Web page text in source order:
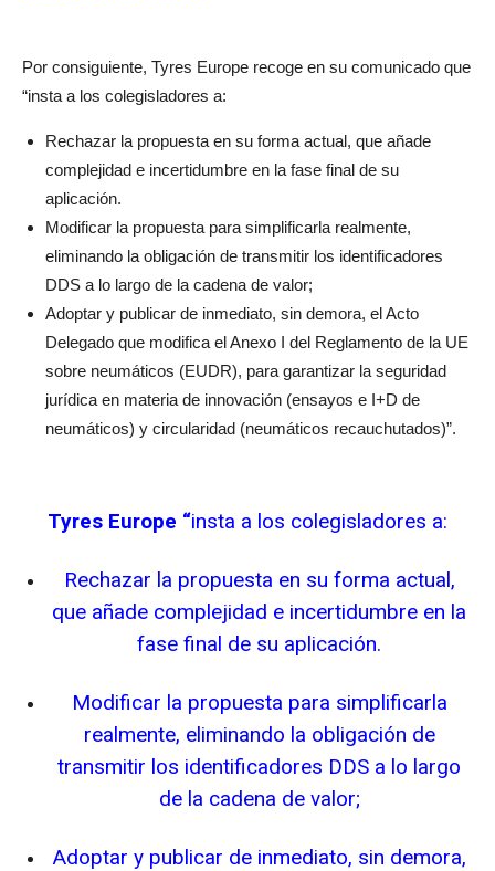
Por consiguiente, Tyres Europe recoge en su comunicado que
“insta a los colegisladores a:
Rechazar la propuesta en su forma actual, que añade
complejidad e incertidumbre en la fase final de su
aplicación.
Modificar la propuesta para simplificarla realmente,
eliminando la obligación de transmitir los identificadores
DDS a lo largo de la cadena de valor;
Adoptar y publicar de inmediato, sin demora, el Acto
Delegado que modifica el Anexo I del Reglamento de la UE
sobre neumáticos (EUDR), para garantizar la seguridad
jurídica en materia de innovación (ensayos e I+D de
neumáticos) y circularidad (neumáticos recauchutados)”.
Tyres Europe “insta a los colegisladores a:
Rechazar la propuesta en su forma actual,
que añade complejidad e incertidumbre en la
fase final de su aplicación.
Modificar la propuesta para simplificarla
realmente, eliminando la obligación de
transmitir los identificadores DDS a lo largo
de la cadena de valor;
Adoptar y publicar de inmediato, sin demora,